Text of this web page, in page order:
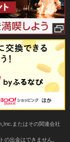
またはその関連会社
出金はできません。